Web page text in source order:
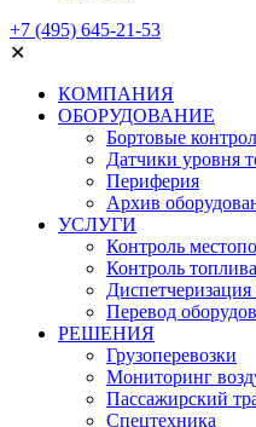
+7 (495) 645-21-53
✕
КОМПАНИЯ
ОБОРУДОВАНИЕ
Бортовые
Датчики уровня
Периферия
Архив
УСЛУГИ
Контроль
Контроль топлива
Диспетчеризация
Перевод
РЕШЕНИЯ
Грузоперевозки
Мониторинг
Пассажирский
Спецтехника